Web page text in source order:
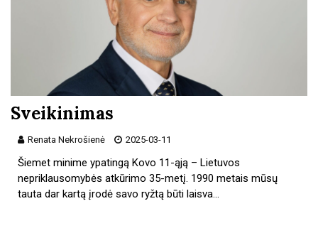
Sveikinimas
Renata Nekrošienė 2025-03-11
Šiemet minime ypatingą Kovo 11-ąją – Lietuvos
nepriklausomybės atkūrimo 35-metį. 1990 metais mūsų
tauta dar kartą įrodė savo ryžtą būti laisva…